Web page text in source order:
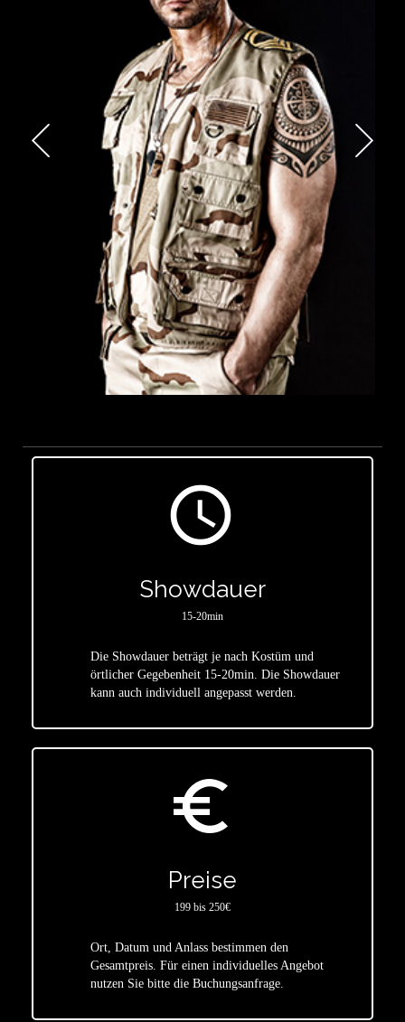
access_time
Showdauer
15-20min
Die Showdauer beträgt je nach Kostüm und
örtlicher Gegebenheit 15-20min. Die Showdauer
kann auch individuell angepasst werden.
euro_symbol
Preise
199 bis 250€
Ort, Datum und Anlass bestimmen den
Gesamtpreis. Für einen individuelles Angebot
nutzen Sie bitte die Buchungsanfrage.